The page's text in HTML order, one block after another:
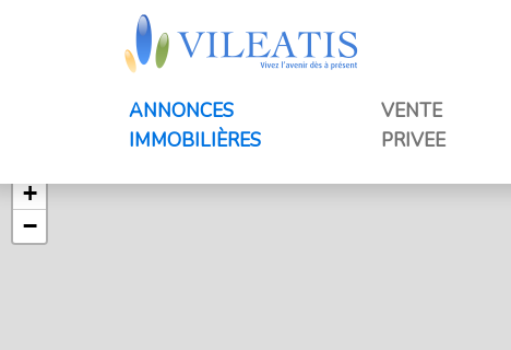
ANNONCES
IMMOBILIÈRES
VENTE
PRIVEE
+
−